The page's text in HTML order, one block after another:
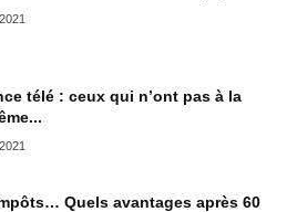
télé : ceux qui n’ont pas à la
Quels avantages après 60